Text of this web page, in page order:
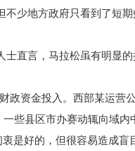
少地方政府只看到了短
直言，马拉松虽有明显的
资金投入。西部某运营
些县区市办赛动辄向域内
是好的，但很容易造成